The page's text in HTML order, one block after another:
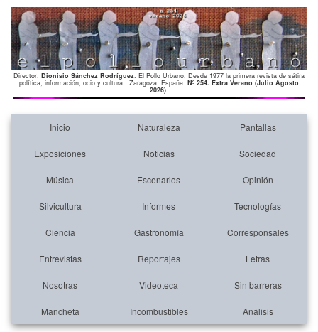
Director: Dionisio Sánchez Rodríguez. El Pollo Urbano. Desde 1977 la primera revista de sátira
política, información, ocio y cultura . Zaragoza. España. Nº 254. Extra Verano (Julio Agosto
2026).
Inicio Naturaleza Pantallas
Exposiciones Noticias Sociedad
Música Escenarios Opinión
Silvicultura Informes Tecnologías
Ciencia Gastronomía Corresponsales
Entrevistas Reportajes Letras
Nosotras Videoteca Sin barreras
Mancheta Incombustibles Análisis